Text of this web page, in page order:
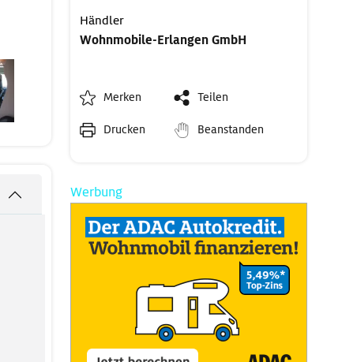
Händler
Wohnmobile-Erlangen GmbH
Merken Teilen
Drucken Beanstanden
Werbung